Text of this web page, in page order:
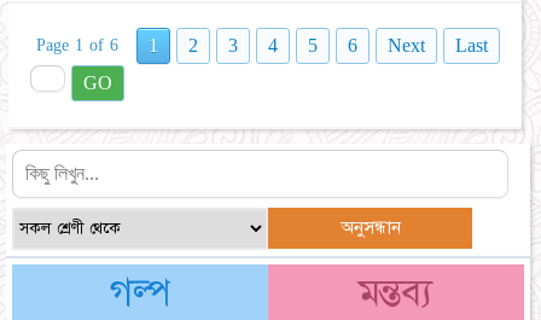
Page 1 of 6 1 2 3 4 5 6 Next
Last
GO
গল্প মন্তব্য